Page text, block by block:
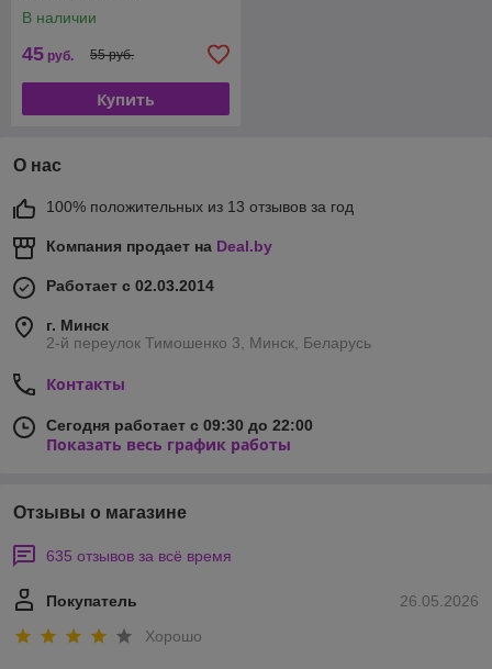
В наличии
45 руб. 55 руб.
Купить
О нас
100% положительных из 13 отзывов за год
Компания продает на Deal.by
Работает с 02.03.2014
г. Минск
2-й переулок Тимошенко 3, Минск, Беларусь
Контакты
Сегодня работает с 09:30 до 22:00
Показать весь график работы
Отзывы о магазине
635 отзывов за всё время
26.05.2026
Покупатель
Хорошо